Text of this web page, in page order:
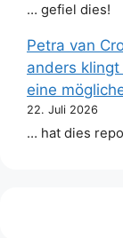
… gefiel dies!
Petra van
anders
eine
22. Juli 2026
… hat dies